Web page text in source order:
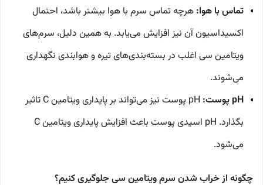
تماس با هوا: هرچه تماس سرم با هوا بیشتر باشد، احتمال
اکسیداسیون آن نیز افزایش می‌یابد. به همین دلیل، سرم‌های
ویتامین سی اغلب در بسته‌بندی‌های تیره و هوا‌بندی نگهداری
می‌شوند.
pH پوست:
pH پوست نیز می‌تواند بر پایداری ویتامین C تاثیر
بگذارد. pH اسیدی پوست باعث افزایش پایداری ویتامین C
می‌شود.
چگونه از خراب شدن سرم ویتامین سی جلوگیری کنیم؟